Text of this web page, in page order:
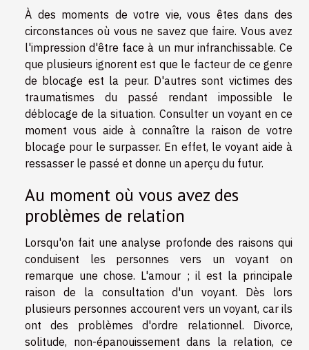
À des moments de votre vie, vous êtes dans des
circonstances où vous ne savez que faire. Vous avez
l'impression d'être face à un mur infranchissable. Ce
que plusieurs ignorent est que le facteur de ce genre
de blocage est la peur. D'autres sont victimes des
traumatismes du passé rendant impossible le
déblocage de la situation. Consulter un voyant en ce
moment vous aide à connaître la raison de votre
blocage pour le surpasser. En effet, le voyant aide à
ressasser le passé et donne un aperçu du futur.
Au moment où vous avez des
problèmes de relation
Lorsqu'on fait une analyse profonde des raisons qui
conduisent les personnes vers un voyant on
remarque une chose. L'amour ; il est la principale
raison de la consultation d'un voyant. Dès lors
plusieurs personnes accourent vers un voyant, car ils
ont des problèmes d'ordre relationnel. Divorce,
solitude, non-épanouissement dans la relation, ce